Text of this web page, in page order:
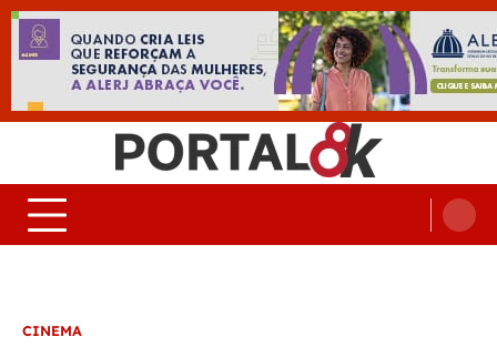
content
Portal 8K – Seu portal de
CINEMA